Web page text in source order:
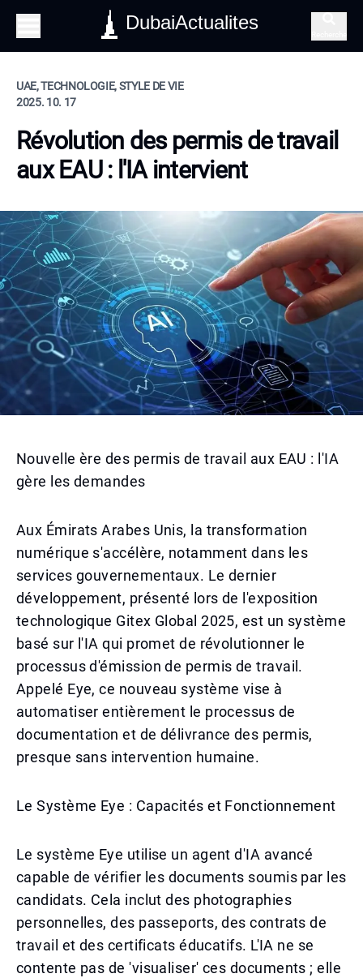
DubaiActualites
UAE, TECHNOLOGIE, STYLE DE VIE
2025. 10. 17
Révolution des permis de travail
aux EAU : l'IA intervient
Nouvelle ère des permis de travail aux EAU : l'IA
gère les demandes
Aux Émirats Arabes Unis, la transformation
numérique s'accélère, notamment dans les
services gouvernementaux. Le dernier
développement, présenté lors de l'exposition
technologique Gitex Global 2025, est un système
basé sur l'IA qui promet de révolutionner le
processus d'émission de permis de travail.
Appelé Eye, ce nouveau système vise à
automatiser entièrement le processus de
documentation et de délivrance des permis,
presque sans intervention humaine.
Le Système Eye : Capacités et Fonctionnement
Le système Eye utilise un agent d'IA avancé
capable de vérifier les documents soumis par les
candidats. Cela inclut des photographies
personnelles, des passeports, des contrats de
travail et des certificats éducatifs. L'IA ne se
contente pas de 'visualiser' ces documents ; elle